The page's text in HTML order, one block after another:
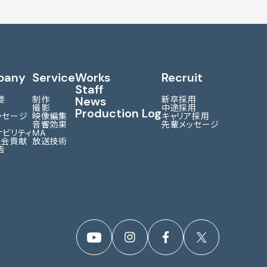
セージ
リティ
会貢献
Service
制作
撮影
映像編集
音響効果
MA
放送技術
Works
Staff
News
Production Log
Recruit
新卒採用
中途採用
キャリア採用
先輩メッセージ